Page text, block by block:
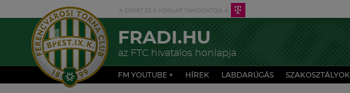
FRADI.HU
az FTC hivatalos honlapja
FM YOUTUBE + HÍREK LABDARÚGÁS SZAKOSZTÁLYOK